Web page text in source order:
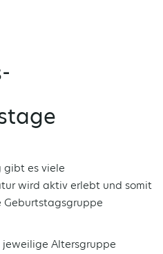
gibt es viele
wird aktiv erlebt und somit
Geburtstagsgruppe
Altersgruppe